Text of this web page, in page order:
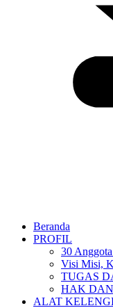
Beranda
PROFIL
30
Visi Misi,
TUGAS
HAK
ALAT